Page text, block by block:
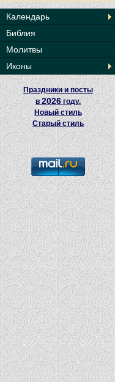
Календарь
Библия
Молитвы
Иконы
Праздники и посты
в2026 году.
Новый стиль
Старый стиль